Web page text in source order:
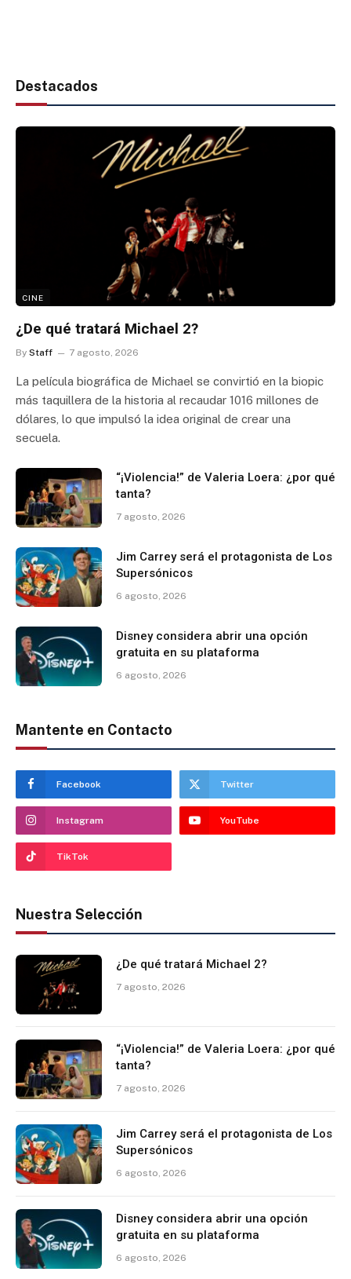
Destacados
CINE
¿De qué tratará Michael 2?
By Staff 7 agosto, 2026
La película biográfica de Michael se convirtió en la biopic
más taquillera de la historia al recaudar 1016 millones de
dólares, lo que impulsó la idea original de crear una
secuela.
“¡Violencia!” de Valeria Loera: ¿por qué
tanta?
7 agosto, 2026
Jim Carrey será el protagonista de Los
Supersónicos
6 agosto, 2026
Disney considera abrir una opción
gratuita en su plataforma
6 agosto, 2026
Mantente en Contacto
Facebook Twitter
Instagram YouTube
TikTok
Nuestra Selección
¿De qué tratará Michael 2?
7 agosto, 2026
“¡Violencia!” de Valeria Loera: ¿por qué
tanta?
7 agosto, 2026
Jim Carrey será el protagonista de Los
Supersónicos
6 agosto, 2026
Disney considera abrir una opción
gratuita en su plataforma
6 agosto, 2026